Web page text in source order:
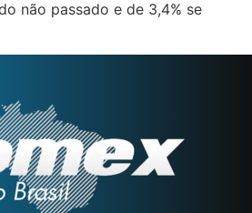
não passado e de 3,4% se